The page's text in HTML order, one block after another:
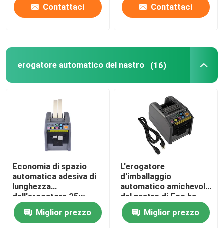
Contattaci Contattaci
erogatore automatico del nastro (16)
Economia di spazio
automatica adesiva di
lunghezza
dell'erogatore 25w
999mm del nastro
Miglior prezzo
L'erogatore
d'imballaggio
automatico amichevole
del nastro di Eco ha
gommato il CE di
999mmMiglior prezzo